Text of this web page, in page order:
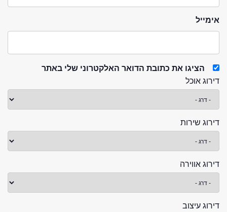
אימייל
הציגו את כתובת הדואר האלקטרוני שלי באתר
דירוג אוכל
דירוג שירות
דירוג אווירה
דירוג עיצוב